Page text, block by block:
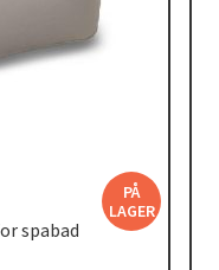
PÅ
LAGER
spabad